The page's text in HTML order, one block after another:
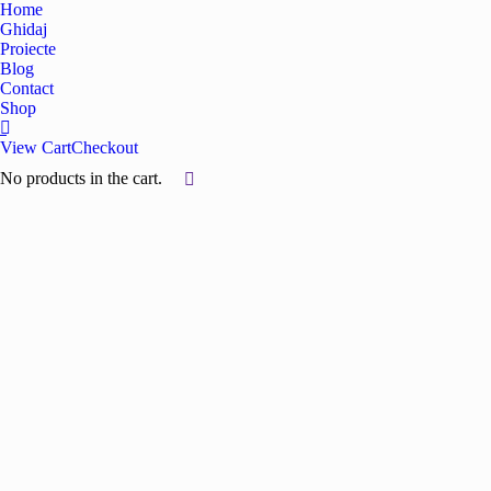
Home
Ghidaj
Proiecte
Blog
Contact
Shop
View CartCheckout
No products in the cart.